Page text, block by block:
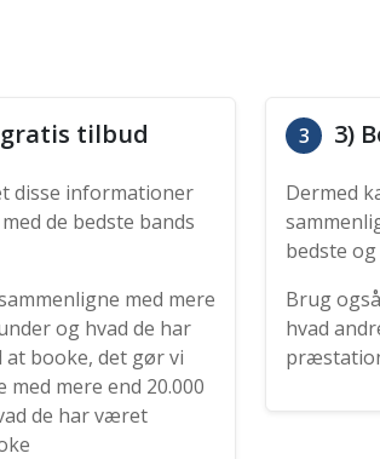
tilbud
disse informationer
de bedste bands
med mere
og hvad de har
booke, det gør vi
med mere end 20.000
de har været
3 3)
Dermed
bedste
Brug
hvad